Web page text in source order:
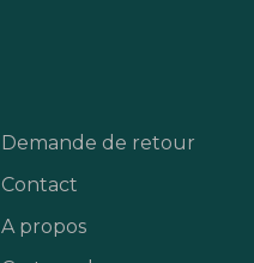
Demande de retour
Contact
A propos